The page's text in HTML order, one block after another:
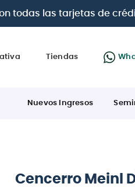
con tarjetasBCP Visa,
Tiendas
Nuevos Ingresos
Cencerro Meinl